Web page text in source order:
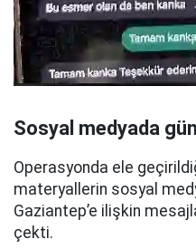
Sosyal medyada
Operasyonda ele
materyallerin sosyal
Gaziantep’e ilişkin
çekti.